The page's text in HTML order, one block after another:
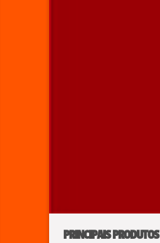
PRINCIPAIS PRODUTOS